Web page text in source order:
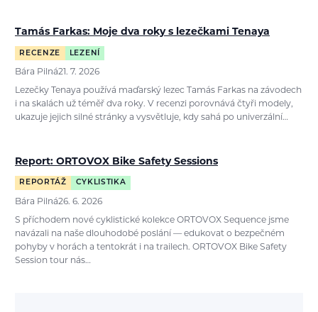
Tamás Farkas: Moje dva roky s lezečkami Tenaya
RECENZE LEZENÍ
Bára Pilná21. 7. 2026
Lezečky Tenaya používá maďarský lezec Tamás Farkas na závodech
i na skalách už téměř dva roky. V recenzi porovnává čtyři modely,
ukazuje jejich silné stránky a vysvětluje, kdy sahá po univerzální…
Report: ORTOVOX Bike Safety Sessions
REPORTÁŽ CYKLISTIKA
Bára Pilná26. 6. 2026
S příchodem nové cyklistické kolekce ORTOVOX Sequence jsme
navázali na naše dlouhodobé poslání — edukovat o bezpečném
pohyby v horách a tentokrát i na trailech. ORTOVOX Bike Safety
Session tour nás…